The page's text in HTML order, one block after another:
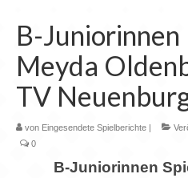
Spielbetrieb
Mannschaften
Sportanlagen
B-Juniorinnen
Meyda
TV
von Eingesendete Spielberichte |
0
B-Juniorinnen